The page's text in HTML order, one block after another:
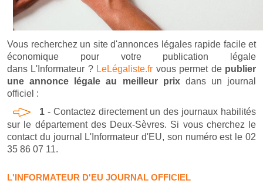
Vous recherchez un site d'annonces légales rapide facile et
économique pour votre publication légale
dans L'Informateur ? LeLégaliste.fr vous permet de publier
une annonce légale au meilleur prixdans un journal
officiel :
1- Contactez directement un des journaux habilités
sur le département des Deux-Sèvres. Si vous cherchez le
contact du journal L'Informateur d'EU, son numéro est le 02
35 86 07 11.
L'INFORMATEUR D'EU JOURNAL OFFICIEL